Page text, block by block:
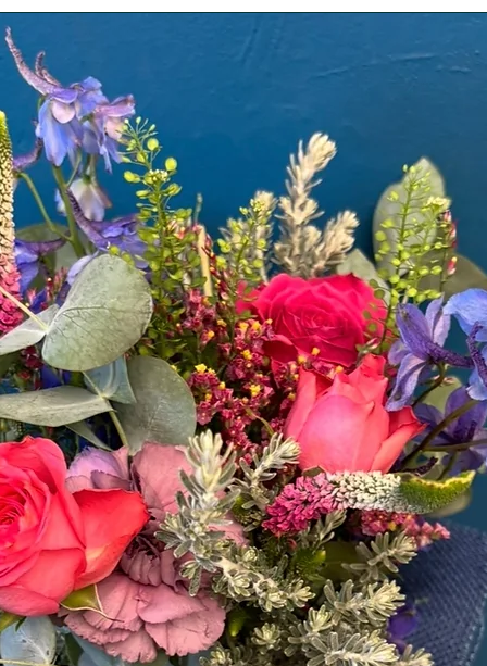
proceso de
El plazo para
naturales desde la
solicitud y en el
devolución o el
El cliente podrá
comprado a través
cuando se cumplan
– El artículo no
su precinto o
devoluciones si el
perfectas
usar. Solo se
artificiales.
– El artículo esté
accesorios
de los productos.
condiciones y en su
– Si el producto
derecho a reclamar
dos días desde la